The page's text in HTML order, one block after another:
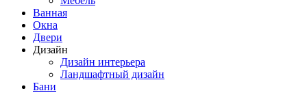
Ванная
Окна
Двери
Дизайн
Дизайн интерьера
Ландшафтный дизайн
Бани